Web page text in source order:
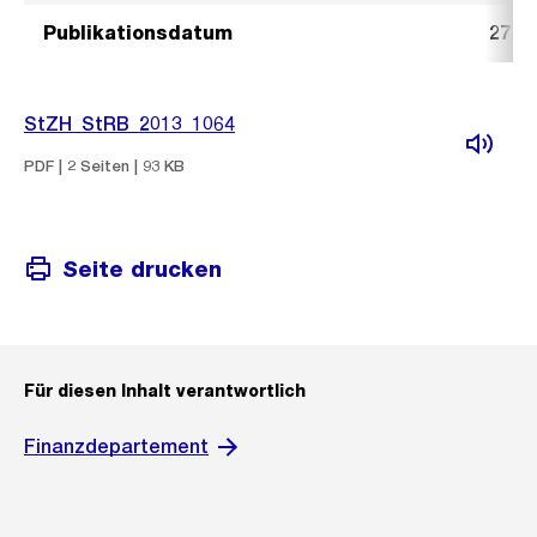
Publikationsdatum 27.
StZH_StRB_2013_1064
PDF | 2 Seiten | 93 KB
Seite drucken
Für diesen Inhalt verantwortlich
Finanzdepartement